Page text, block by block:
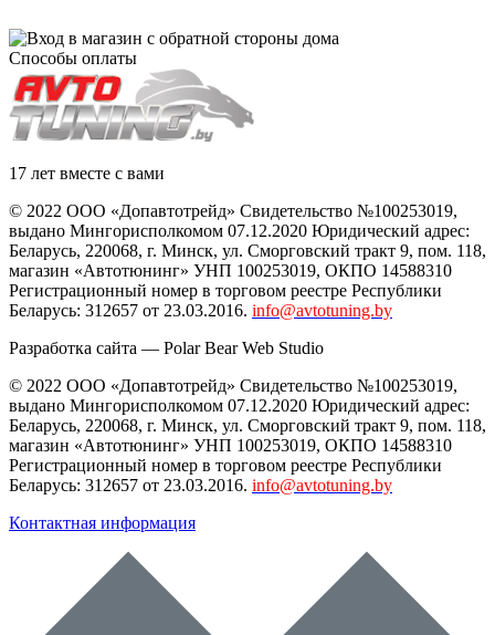
Способы оплаты
17 лет вместе с вами
© 2022 ООО «Допавтотрейд» Свидетельство №100253019,
выдано Мингорисполкомом 07.12.2020 Юридический адрес:
Беларусь, 220068, г. Минск, ул. Сморговский тракт 9, пом. 118,
магазин «Автотюнинг» УНП 100253019, ОКПО 14588310
Регистрационный номер в торговом реестре Республики
Беларусь: 312657 от 23.03.2016. info@avtotuning.by
Разработка сайта — Polar Bear Web Studio
© 2022 ООО «Допавтотрейд» Свидетельство №100253019,
выдано Мингорисполкомом 07.12.2020 Юридический адрес:
Беларусь, 220068, г. Минск, ул. Сморговский тракт 9, пом. 118,
магазин «Автотюнинг» УНП 100253019, ОКПО 14588310
Регистрационный номер в торговом реестре Республики
Беларусь: 312657 от 23.03.2016. info@avtotuning.by
Контактная информация